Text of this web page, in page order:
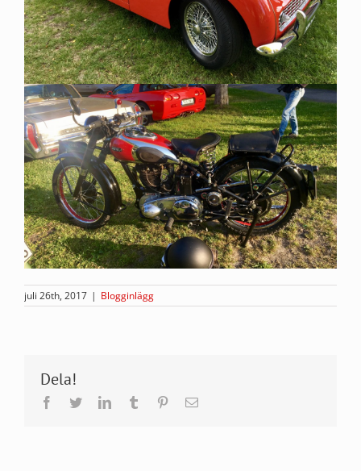
juli 26th, 2017 | Blogginlägg
Dela!
Facebook
TwitterLinkedInTumblr Pinterest
E-